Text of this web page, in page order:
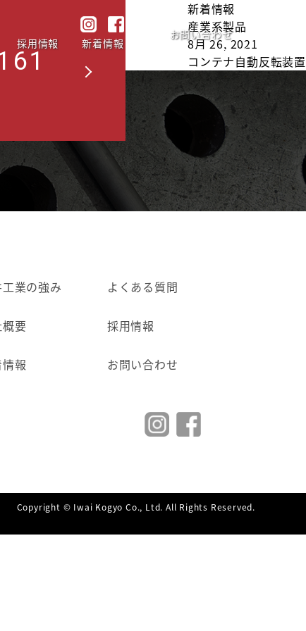
採用情報 新着情報
お問い合わせ
新着情報
産業系製品
8月 26, 2021
コンテナ自動反転装置
業の強み よくある質問
要 採用情報
報 お問い合わせ
Copyright © Iwai Kogyo Co., Ltd. All Rights Reserved.